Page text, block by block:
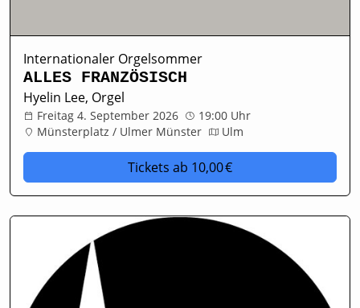
Internationaler Orgelsommer
ALLES FRANZÖSISCH
Hyelin Lee, Orgel
Freitag 4. September 2026
19:00 Uhr
Münsterplatz / Ulmer Münster
Ulm
Tickets ab 10,00 €